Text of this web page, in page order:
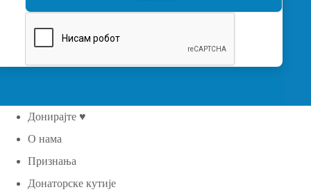
Донирајте ♥
О нама
Признања
Донаторске кутије